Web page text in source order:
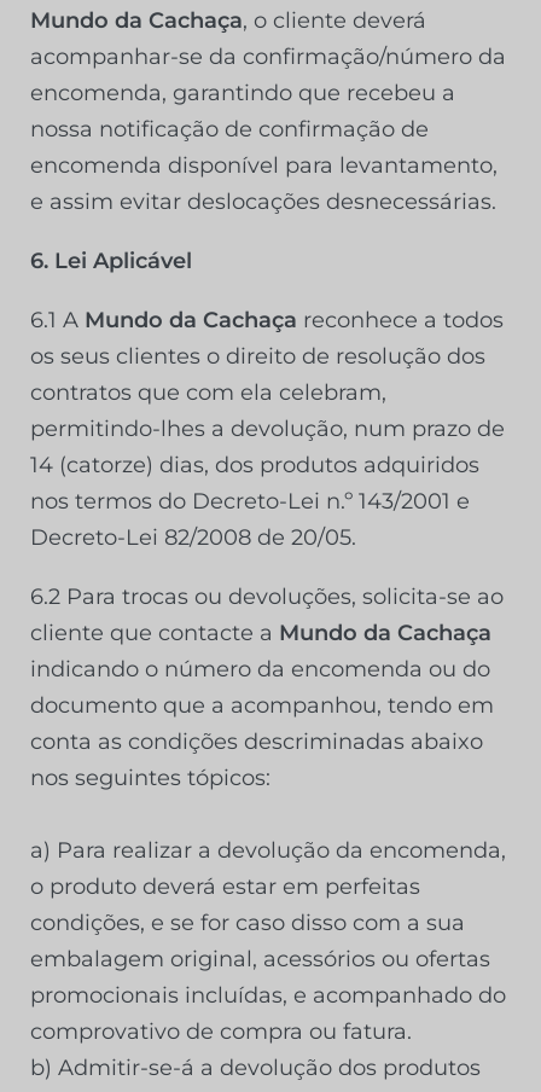
Mundo da Cachaça, o cliente deverá
acompanhar-se da confirmação/número da
encomenda, garantindo que recebeu a
nossa notificação de confirmação de
encomenda disponível para levantamento,
e assim evitar deslocações desnecessárias.
6. Lei Aplicável
6.1 A Mundo da Cachaça reconhece a todos
os seus clientes o direito de resolução dos
contratos que com ela celebram,
permitindo-lhes a devolução, num prazo de
14 (catorze) dias, dos produtos adquiridos
nos termos do Decreto-Lei n.º 143/2001 e
Decreto-Lei 82/2008 de 20/05.
6.2 Para trocas ou devoluções, solicita-se ao
cliente que contacte a Mundo da Cachaça
indicando o número da encomenda ou do
documento que a acompanhou, tendo em
conta as condições descriminadas abaixo
nos seguintes tópicos:
a) Para realizar a devolução da encomenda,
o produto deverá estar em perfeitas
condições, e se for caso disso com a sua
embalagem original, acessórios ou ofertas
promocionais incluídas, e acompanhado do
comprovativo de compra ou fatura.
b) Admitir-se-á a devolução dos produtos